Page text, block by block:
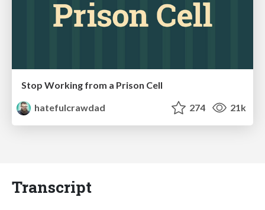
Stop Working from a Prison Cell
hatefulcrawdad
274 21k
Transcript